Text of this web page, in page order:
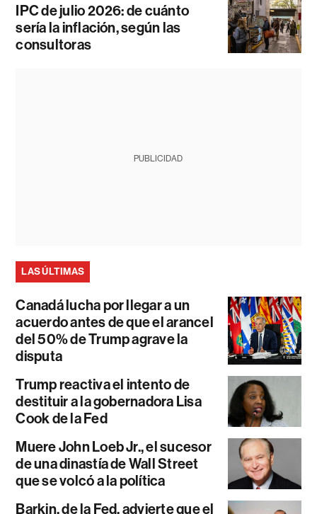
IPC de julio 2026: de cuánto
sería la inflación, según las
consultoras
PUBLICIDAD
LAS ÚLTIMAS
Canadá lucha por llegar a un
acuerdo antes de que el arancel
del 50% de Trump agrave la
disputa
Trump reactiva el intento de
destituir a la gobernadora Lisa
Cook de la Fed
Muere John Loeb Jr., el sucesor
de una dinastía de Wall Street
que se volcó a la política
Barkin, de la Fed, advierte que el